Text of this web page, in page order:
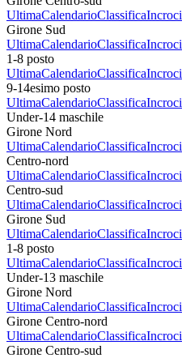
UltimaCalendarioClassificaIncroci
Girone Sud
UltimaCalendarioClassificaIncroci
1-8 posto
UltimaCalendarioClassificaIncroci
9-14esimo posto
UltimaCalendarioClassificaIncroci
Under-14 maschile
Girone Nord
UltimaCalendarioClassificaIncroci
Centro-nord
UltimaCalendarioClassificaIncroci
Centro-sud
UltimaCalendarioClassificaIncroci
Girone Sud
UltimaCalendarioClassificaIncroci
1-8 posto
UltimaCalendarioClassificaIncroci
Under-13 maschile
Girone Nord
UltimaCalendarioClassificaIncroci
Girone Centro-nord
UltimaCalendarioClassificaIncroci
Girone Centro-sud